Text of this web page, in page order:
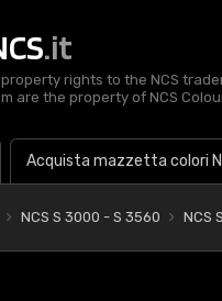
.it
rights to the NCS
are the property of NCS
Acquista mazzetta colori
NCS S 3000 - S 3560 NCS